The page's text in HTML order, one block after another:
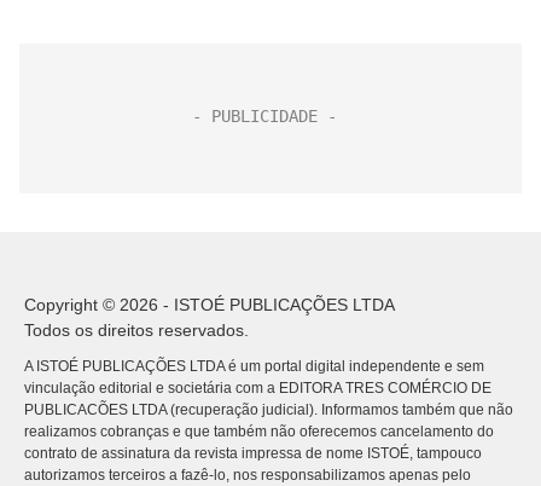
Copyright © 2026 - ISTOÉ PUBLICAÇÕES LTDA
Todos os direitos reservados.
A ISTOÉ PUBLICAÇÕES LTDA é um portal digital independente e sem
vinculação editorial e societária com a EDITORA TRES COMÉRCIO DE
PUBLICACÕES LTDA (recuperação judicial). Informamos também que não
realizamos cobranças e que também não oferecemos cancelamento do
contrato de assinatura da revista impressa de nome ISTOÉ, tampouco
autorizamos terceiros a fazê-lo, nos responsabilizamos apenas pelo